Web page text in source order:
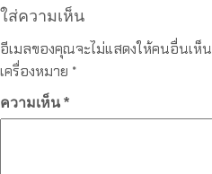
ใส่ความเห็น
อีเมลของคุณจะไม่แสดงให้คนอื่นเห็น
เครื่องหมาย *
ความเห็น*